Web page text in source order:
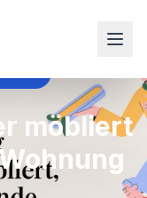
möbliert